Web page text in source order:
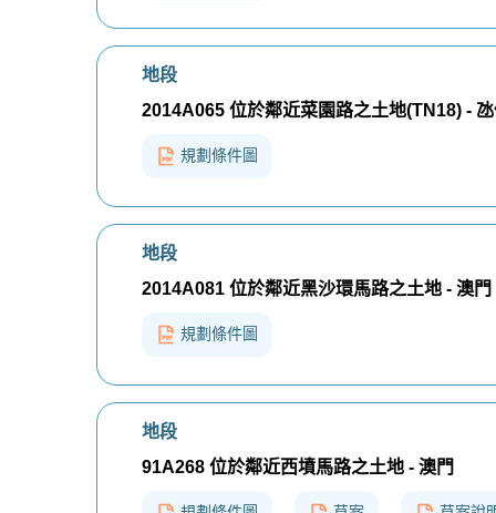
地段
2014A065 位於鄰近菜園路之土地(TN18) -
規劃條件圖
地段
2014A081 位於鄰近黑沙環馬路之土地 - 澳門
規劃條件圖
地段
91A268 位於鄰近西墳馬路之土地 - 澳門